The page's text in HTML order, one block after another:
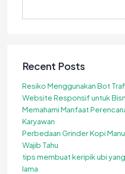
Recent Posts
Resiko Menggunakan Bot
Website Responsif untuk
Memahami Manfaat
Karyawan
Perbedaan Grinder Kopi
Wajib Tahu
tips membuat keripik ubi
lama